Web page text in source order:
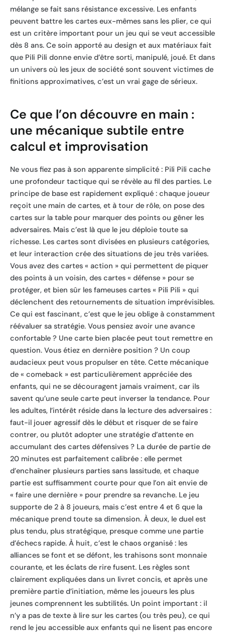
mélange se fait sans résistance excessive. Les enfants
peuvent battre les cartes eux-mêmes sans les plier, ce qui
est un critère important pour un jeu qui se veut accessible
dès 8 ans. Ce soin apporté au design et aux matériaux fait
que Pili Pili donne envie d’être sorti, manipulé, joué. Et dans
un univers où les jeux de société sont souvent victimes de
finitions approximatives, c’est un vrai gage de sérieux.
Ce que l’on découvre en main :
une mécanique subtile entre
calcul et improvisation
Ne vous fiez pas à son apparente simplicité : Pili Pili cache
une profondeur tactique qui se révèle au fil des parties. Le
principe de base est rapidement expliqué : chaque joueur
reçoit une main de cartes, et à tour de rôle, on pose des
cartes sur la table pour marquer des points ou gêner les
adversaires. Mais c’est là que le jeu déploie toute sa
richesse. Les cartes sont divisées en plusieurs catégories,
et leur interaction crée des situations de jeu très variées.
Vous avez des cartes « action » qui permettent de piquer
des points à un voisin, des cartes « défense » pour se
protéger, et bien sûr les fameuses cartes « Pili Pili » qui
déclenchent des retournements de situation imprévisibles.
Ce qui est fascinant, c’est que le jeu oblige à constamment
réévaluer sa stratégie. Vous pensiez avoir une avance
confortable ? Une carte bien placée peut tout remettre en
question. Vous étiez en dernière position ? Un coup
audacieux peut vous propulser en tête. Cette mécanique
de « comeback » est particulièrement appréciée des
enfants, qui ne se découragent jamais vraiment, car ils
savent qu’une seule carte peut inverser la tendance. Pour
les adultes, l’intérêt réside dans la lecture des adversaires :
faut-il jouer agressif dès le début et risquer de se faire
contrer, ou plutôt adopter une stratégie d’attente en
accumulant des cartes défensives ? La durée de partie de
20 minutes est parfaitement calibrée : elle permet
d’enchaîner plusieurs parties sans lassitude, et chaque
partie est suffisamment courte pour que l’on ait envie de
« faire une dernière » pour prendre sa revanche. Le jeu
supporte de 2 à 8 joueurs, mais c’est entre 4 et 6 que la
mécanique prend toute sa dimension. À deux, le duel est
plus tendu, plus stratégique, presque comme une partie
d’échecs rapide. À huit, c’est le chaos organisé : les
alliances se font et se défont, les trahisons sont monnaie
courante, et les éclats de rire fusent. Les règles sont
clairement expliquées dans un livret concis, et après une
première partie d’initiation, même les joueurs les plus
jeunes comprennent les subtilités. Un point important : il
n’y a pas de texte à lire sur les cartes (ou très peu), ce qui
rend le jeu accessible aux enfants qui ne lisent pas encore